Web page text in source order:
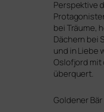
Perspektive
bei Träume,
Dächern bei
und inLiebe
Oslofjord mit
überquert.
Goldener